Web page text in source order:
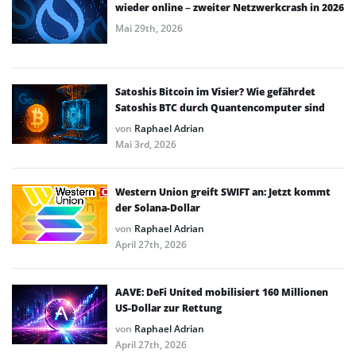
wieder online – zweiter Netzwerkcrash in 2026
Mai 29th, 2026
Satoshis Bitcoin im Visier? Wie gefährdet
Satoshis BTC durch Quantencomputer sind
von Raphael Adrian
Mai 3rd, 2026
Western Union greift SWIFT an: Jetzt kommt
der Solana-Dollar
von Raphael Adrian
April 27th, 2026
AAVE: DeFi United mobilisiert 160 Millionen
US-Dollar zur Rettung
von Raphael Adrian
April 27th, 2026